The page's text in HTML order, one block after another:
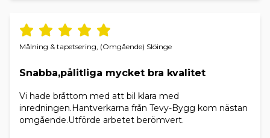
Målning & tapetsering, (Omgående) Slöinge
Snabba,pålitliga mycket bra kvalitet
Vi hade bråttom med att bil klara med
inredningen.Hantverkarna från Tevy-Bygg kom nästan
omgående.Utförde arbetet berömvert.